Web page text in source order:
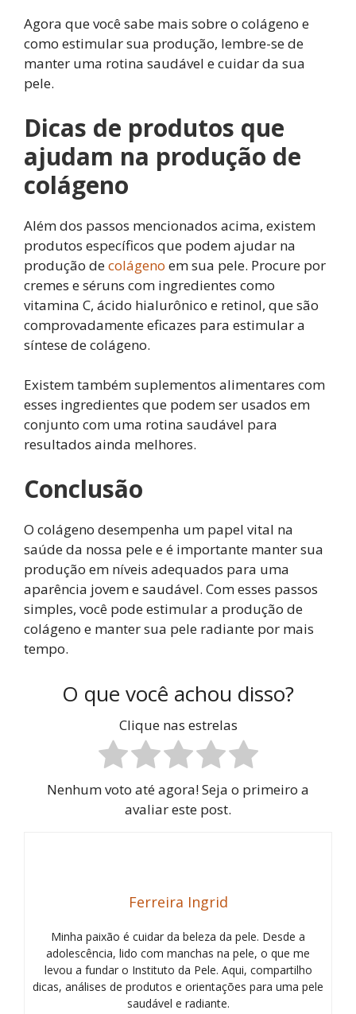
Agora que você sabe mais sobre o colágeno e
como estimular sua produção, lembre-se de
manter uma rotina saudável e cuidar da sua
pele.
Dicas de produtos que
ajudam na produção de
colágeno
Além dos passos mencionados acima, existem
produtos específicos que podem ajudar na
produção decolágeno em sua pele. Procure por
cremes e séruns com ingredientes como
vitamina C, ácido hialurônico e retinol, que são
comprovadamente eficazes para estimular a
síntese de colágeno.
Existem também suplementos alimentares com
esses ingredientes que podem ser usados em
conjunto com uma rotina saudável para
resultados ainda melhores.
Conclusão
O colágeno desempenha um papel vital na
saúde da nossa pele e é importante manter sua
produção em níveis adequados para uma
aparência jovem e saudável. Com esses passos
simples, você pode estimular a produção de
colágeno e manter sua pele radiante por mais
tempo.
O que você achou disso?
Clique nas estrelas
Nenhum voto até agora! Seja o primeiro a
avaliar este post.
Ferreira Ingrid
Minha paixão é cuidar da beleza da pele. Desde a
adolescência, lido com manchas na pele, o que me
levou a fundar o Instituto da Pele. Aqui, compartilho
dicas, análises de produtos e orientações para uma pele
saudável e radiante.